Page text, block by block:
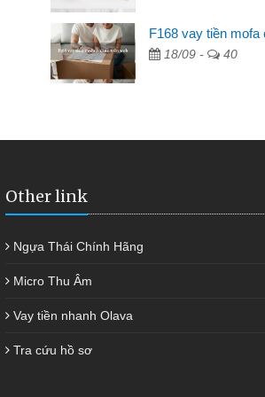
hàng không ai cho vay. Trong khi
quyết việc riêng, trong 1-2 ngày tôi trả
đã giúp tôi kịp thời và nhanh chóng
F168 vay tiền mofa
18/09 - 40
Other link
Ngựa Thái Chính Hãng
Micro Thu Âm
Vay tiền nhanh Olava
Tra cứu hồ sơ